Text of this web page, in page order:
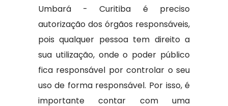
Umbará - Curitiba é preciso
autorização dos órgãos responsáveis,
pois qualquer pessoa tem direito a
sua utilização, onde o poder público
fica responsável por controlar o seu
uso de forma responsável. Por isso, é
importante contar com uma